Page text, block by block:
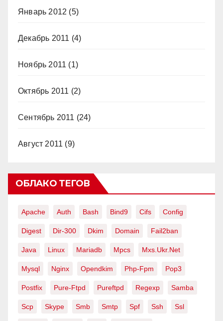
Январь 2012 (5)
Декабрь 2011 (4)
Ноябрь 2011 (1)
Октябрь 2011 (2)
Сентябрь 2011 (24)
Август 2011 (9)
ОБЛАКО ТЕГОВ
Apache Auth Bash Bind9 Cifs Config
Digest Dir-300 Dkim Domain Fail2ban
Java Linux Mariadb Mpcs Mxs.ukr.net
Mysql Nginx Opendkim Php-Fpm Pop3
Postfix Pure-Ftpd Pureftpd Regexp Samba
Scp Skype Smb Smtp Spf Ssh Ssl